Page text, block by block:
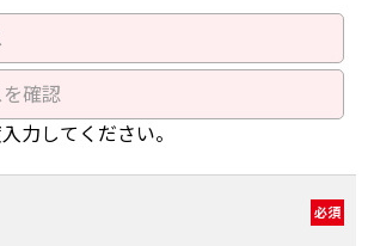
力してください。
必須